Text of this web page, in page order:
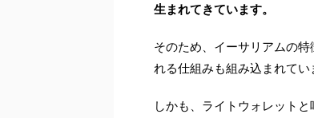
生まれてきています。
そのため、イーサリアムの
れる仕組みも組み込まれてい
しかも、ライトウォレット